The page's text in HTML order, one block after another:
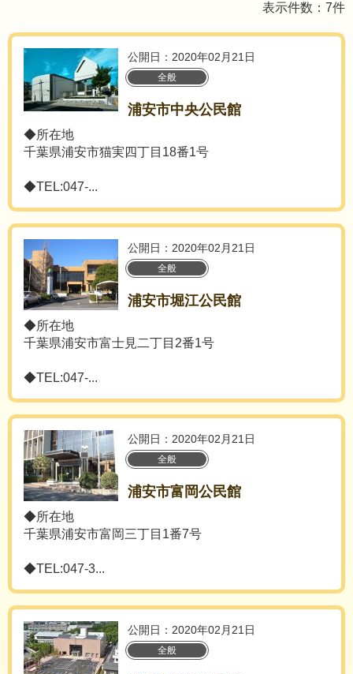
表示件数：7件
公開日：2020年02月21日
全般
浦安市中央公民館
◆所在地
千葉県浦安市猫実四丁目18番1号
◆TEL:047-...
公開日：2020年02月21日
全般
浦安市堀江公民館
◆所在地
千葉県浦安市富士見二丁目2番1号
◆TEL:047-...
公開日：2020年02月21日
全般
浦安市富岡公民館
◆所在地
千葉県浦安市富岡三丁目1番7号
◆TEL:047-3...
公開日：2020年02月21日
全般